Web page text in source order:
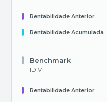
e a equipe de estratégia
revisão mensal da carteira.
Rentabilidade Anterior
Rentabilidade Acumulada
Benchmark
IDIV
Rentabilidade Anterior